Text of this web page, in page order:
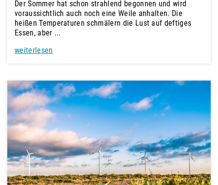
Der Sommer hat schon strahlend begonnen und wird
voraussichtlich auch noch eine Weile anhalten. Die
heißen Temperaturen schmälern die Lust auf deftiges
Essen, aber ...
weiterlesen